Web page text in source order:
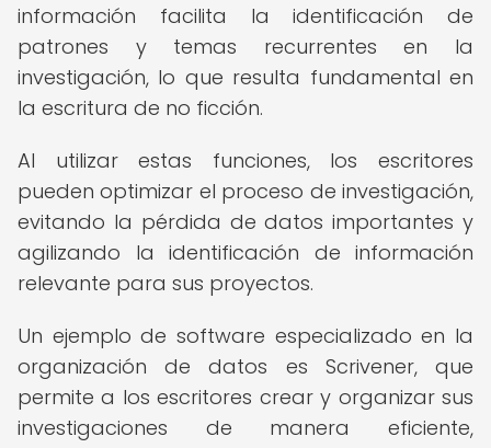
información facilita la identificación de
patrones y temas recurrentes en la
investigación, lo que resulta fundamental en
la escritura de no ficción.
Al utilizar estas funciones, los escritores
pueden optimizar el proceso de investigación,
evitando la pérdida de datos importantes y
agilizando la identificación de información
relevante para sus proyectos.
Un ejemplo de software especializado en la
organización de datos es Scrivener, que
permite a los escritores crear y organizar sus
investigaciones de manera eficiente,